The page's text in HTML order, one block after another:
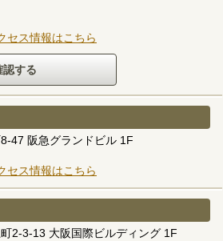
セス情報はこちら
47 阪急グランドビル 1F
セス情報はこちら
2-3-13 大阪国際ビルディング 1F